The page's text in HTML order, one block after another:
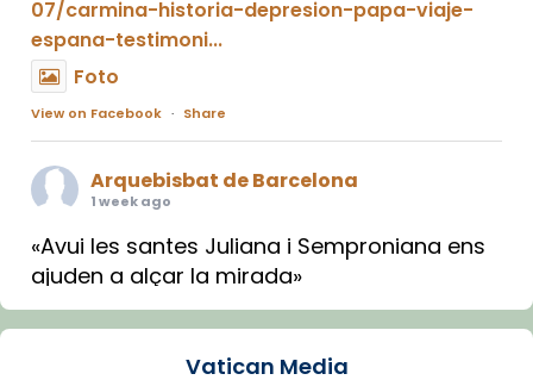
07/carmina-historia-depresion-papa-viaje-
espana-testimoni...
Foto
View on Facebook · Share
Arquebisbat de Barcelona
1 week ago
«Avui les santes Juliana i Semproniana ens
ajuden a alçar la mirada»
Mons. Sergi Gordo, bisbe de Tortosa, ha
Vatican Media